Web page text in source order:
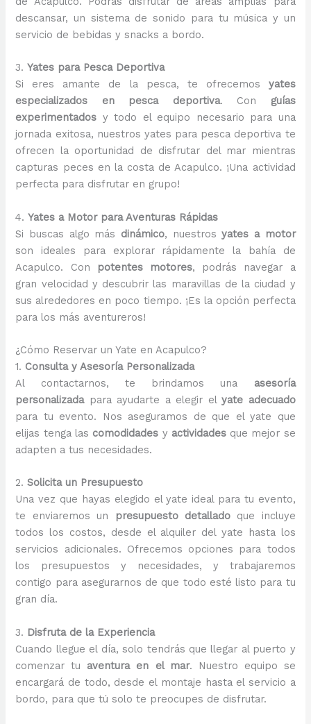
descansar, un sistema de sonido para tu música y un
servicio de bebidas y snacks a bordo.
3.Yates para Pesca Deportiva
Si eres amante de la pesca, te ofrecemos yates
especializados en pesca deportiva. Con guías
experimentados y todo el equipo necesario para una
jornada exitosa, nuestros yates para pesca deportiva te
ofrecen la oportunidad de disfrutar del mar mientras
capturas peces en la costa de Acapulco. ¡Una actividad
perfecta para disfrutar en grupo!
4.Yates a Motor para Aventuras Rápidas
Si buscas algo más dinámico, nuestrosyates a motor
son ideales para explorar rápidamente la bahía de
Acapulco. Con
potentes motores, podrás navegar a
gran velocidad y descubrir las maravillas de la ciudad y
sus alrededores en poco tiempo. ¡Es la opción perfecta
para los más aventureros!
¿Cómo Reservar un Yate en Acapulco?
1. Consulta y Asesoría Personalizada
Al contactarnos, te brindamos una asesoría
personalizadapara ayudarte a elegir elyate adecuado
para tu evento. Nos aseguramos de que el yate que
elijas tenga las comodidades y actividadesque mejor se
adapten a tus necesidades.
2.Solicita un Presupuesto
Una vez que hayas elegido el yate ideal para tu evento,
te enviaremos un
presupuesto detalladoque incluye
todos los costos, desde el alquiler del yate hasta los
servicios adicionales. Ofrecemos opciones para todos
los presupuestos y necesidades, y trabajaremos
contigo para asegurarnos de que todo esté listo para tu
gran día.
3. Disfruta de la Experiencia
Cuando llegue el día, solo tendrás que llegar al puerto y
comenzar tu aventura en el mar. Nuestro equipo se
encargará de todo, desde el montaje hasta el servicio a
bordo, para que tú solo te preocupes de disfrutar.